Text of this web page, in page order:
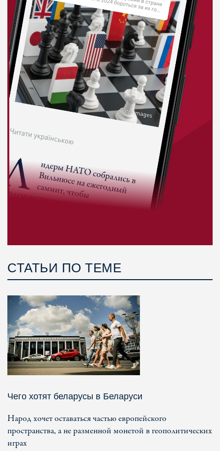
СТАТЬИ ПО ТЕМЕ
Чего хотят беларусы в Беларуси
Народ хочет оставаться частью европейского
пространства, а не разменной монетой в геополитических
играх